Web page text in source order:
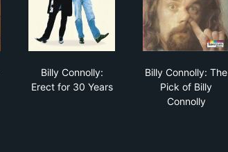
Billy Connolly:
Erect for 30 Years
Billy Connolly: The
Pick of Billy
Connolly